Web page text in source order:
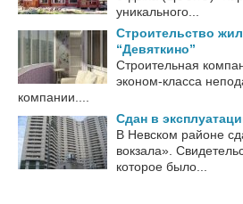
уникального...
Строительство
“Девяткино”
Строительная
эконом-класса
компании....
Сдан в
В Невском районе
вокзала».
которое было...